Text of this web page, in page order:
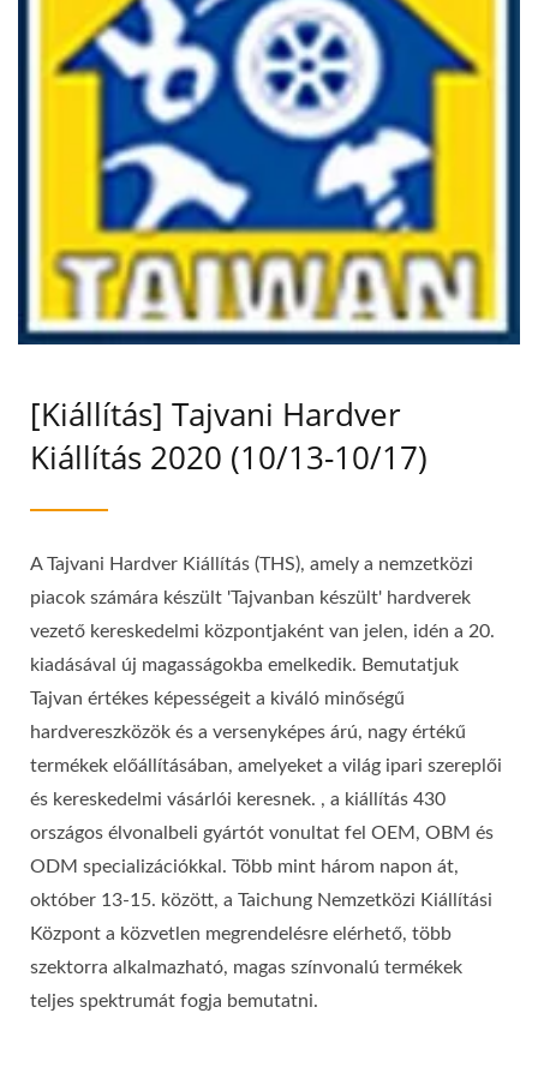
szektorra alkalmazható, magas színvonalú termékek teljes
spektrumát fogja bemutatni.
[Kiállítás] Tajvani Hardver
Kiállítás 2020 (10/13-10/17)
A Tajvani Hardver Kiállítás (THS), amely a nemzetközi
piacok számára készült 'Tajvanban készült' hardverek
vezető kereskedelmi központjaként van jelen, idén a 20.
kiadásával új magasságokba emelkedik. Bemutatjuk
Tajvan értékes képességeit a kiváló minőségű
hardvereszközök és a versenyképes árú, nagy értékű
termékek előállításában, amelyeket a világ ipari szereplői
és kereskedelmi vásárlói keresnek. , a kiállítás 430
országos élvonalbeli gyártót vonultat fel OEM, OBM és
ODM specializációkkal. Több mint három napon át,
október 13-15. között, a Taichung Nemzetközi Kiállítási
Központ a közvetlen megrendelésre elérhető, több
szektorra alkalmazható, magas színvonalú termékek
teljes spektrumát fogja bemutatni.